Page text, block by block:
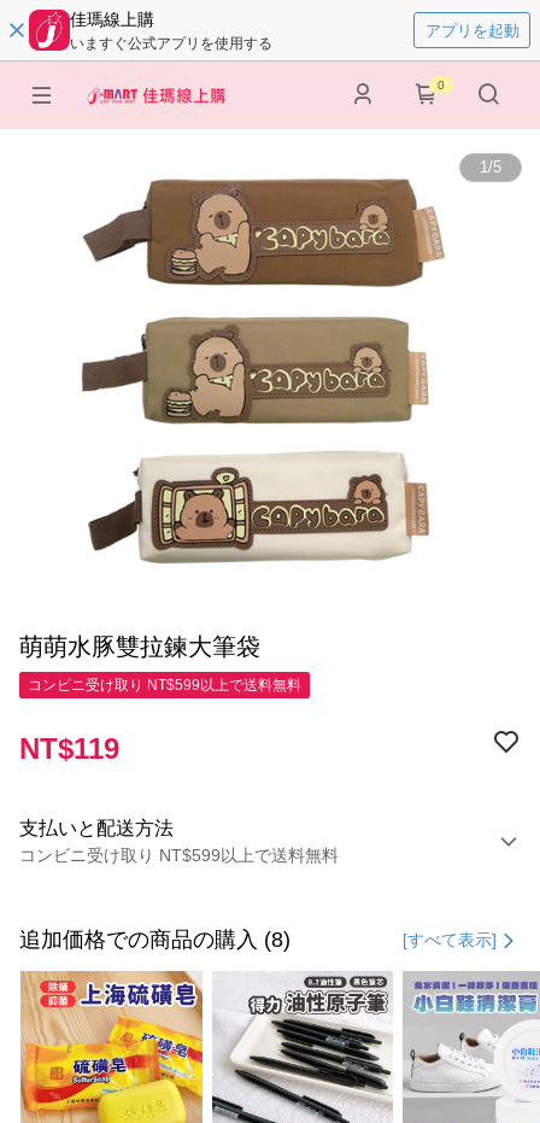
佳瑪線上購
いますぐ公式アプリを使用する
アプリを起動
0
1/5
萌萌水豚雙拉鍊大筆袋
コンビニ受け取り NT$599以上で送料無料
NT$119
支払いと配送方法
コンビニ受け取り NT$599以上で送料無料
クレジットカード1回払い
コンビニ店頭代金引換
LINE Pay
Apple Pay
JKOPAY
追加価格での商品の購入 (8) [すべて表示]